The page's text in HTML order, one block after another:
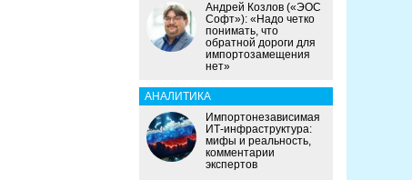
Андрей Козлов («ЭОС
Софт»): «Надо четко
понимать, что
обратной дороги для
импортозамещения
нет»
АНАЛИТИКА
Импортонезависимая
ИТ-инфраструктура:
мифы и реальность,
комментарии
экспертов